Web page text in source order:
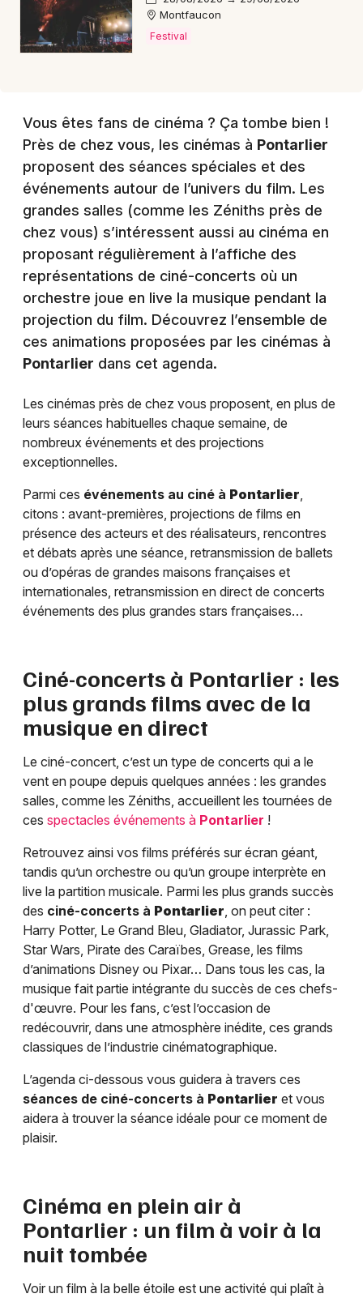
Montfaucon
Festival
Vous êtes fans de cinéma ? Ça tombe bien !
Près de chez vous, les cinémas à Pontarlier
proposent des séances spéciales et des
événements autour de l’univers du film. Les
grandes salles (comme les Zéniths près de
chez vous) s’intéressent aussi au cinéma en
proposant régulièrement à l’affiche des
représentations de ciné-concerts où un
orchestre joue en live la musique pendant la
projection du film. Découvrez l’ensemble de
ces animations proposées par les cinémas à
Pontarlier dans cet agenda.
Les cinémas près de chez vous proposent, en plus de
leurs séances habituelles chaque semaine, de
nombreux événements et des projections
exceptionnelles.
Parmi ces événements au ciné à Pontarlier
citons : avant-premières, projections de films en
présence des acteurs et des réalisateurs, rencontres
et débats après une séance, retransmission de ballets
ou d’opéras de grandes maisons françaises et
internationales, retransmission en direct de concerts
événements des plus grandes stars françaises…
Ciné-concerts à Pontarlier : les
plus grands films avec de la
musique en direct
Le ciné-concert, c’est un type de concerts qui a le
vent en poupe depuis quelques années : les grandes
salles, comme les Zéniths, accueillent les tournées de
ces spectacles événements à Pontarlier !
Retrouvez ainsi vos films préférés sur écran géant,
tandis qu’un orchestre ou qu’un groupe interprète en
live la partition musicale. Parmi les plus grands succès
des ciné-concerts à Pontarlier , on peut citer :
Harry Potter, Le Grand Bleu, Gladiator, Jurassic Park,
Star Wars, Pirate des Caraïbes, Grease, les films
d’animations Disney ou Pixar… Dans tous les cas, la
musique fait partie intégrante du succès de ces chefs-
d'œuvre. Pour les fans, c’est l’occasion de
redécouvrir, dans une atmosphère inédite, ces grands
classiques de l’industrie cinématographique.
L’agenda ci-dessous vous guidera à travers ces
séances de ciné-concerts à Pontarlier et vous
aidera à trouver la séance idéale pour ce moment de
plaisir.
Cinéma en plein air à
Pontarlier : un film à voir à la
nuit tombée
Voir un film à la belle étoile est une activité qui plaît à